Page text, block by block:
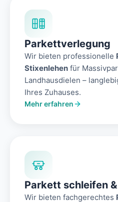
Parkettverlegung
Wir bieten professionelle
Stixenlehen für
Landhausdielen –
Ihres Zuhauses.
Mehr erfahren
Parkett schleifen
Wir bieten fachgerechtes